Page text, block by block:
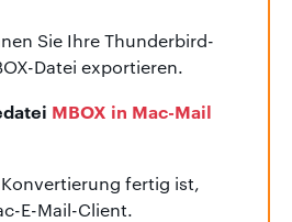
Sie Ihre Thunderbird-
Datei exportieren.
MBOX in Mac-Mail
fertig ist,
E-Mail-Client.